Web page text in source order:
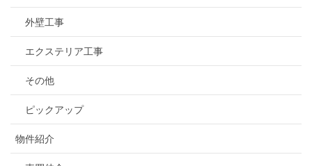
外壁工事
エクステリア工事
その他
ピックアップ
物件紹介